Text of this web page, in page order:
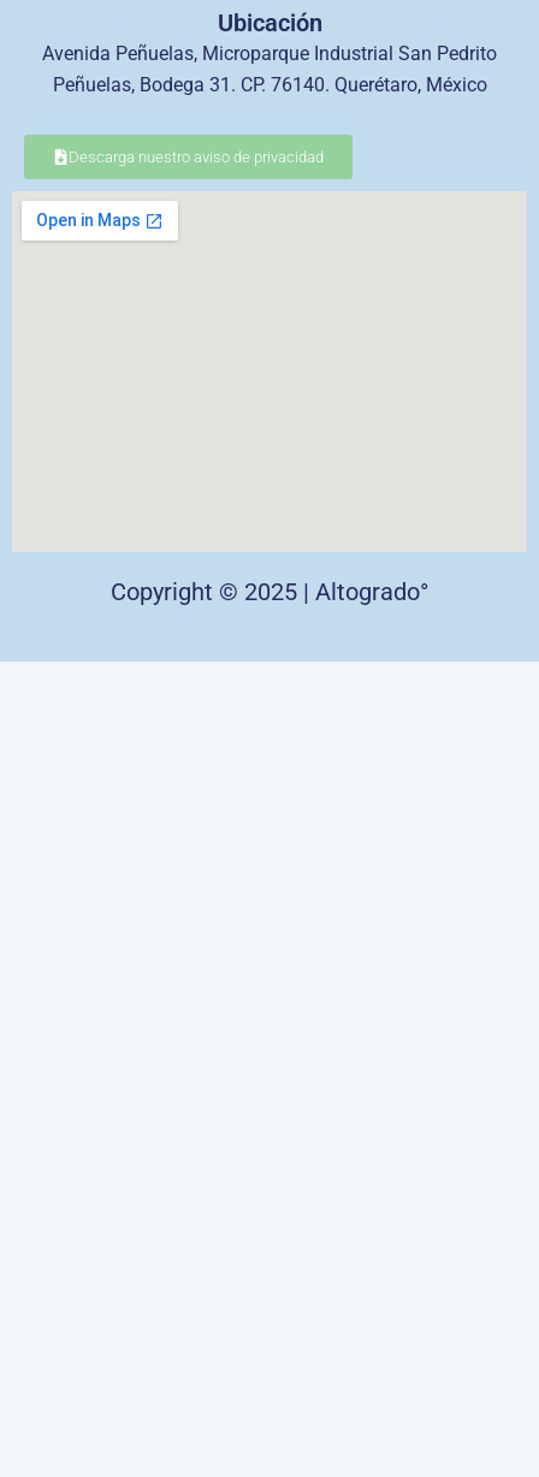
Ubicación
Avenida Peñuelas, Microparque Industrial San Pedrito
Peñuelas, Bodega 31. CP. 76140. Querétaro, México
Descarga nuestro aviso de privacidad
Copyright © 2025 | Altogrado°